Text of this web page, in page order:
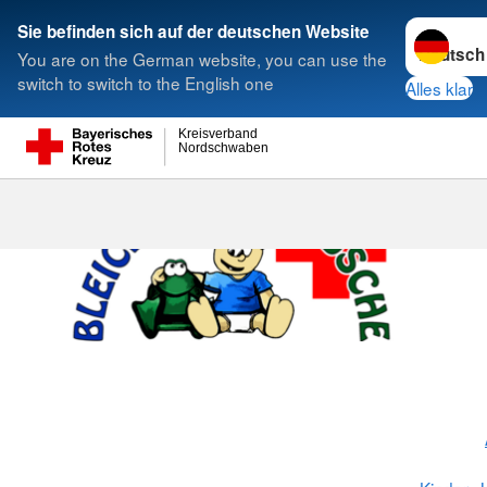
Sie befinden sich auf der deutschen Website
You are on the German website, you can use the
switch to switch to the English one
Sprache
Alles klar
Nordschwaben
Kreisverband
Suche